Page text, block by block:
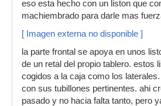
eso esta hecho con un liston que
machiembrado para darle mas
[ Imagen externa no disponible ]
la parte frontal se apoya en unos
de un retal del propio tablero. estos
cogidos a la caja como los
con sus tubillones pertinentes. ahi
pasado y no hacia falta tanto, pero